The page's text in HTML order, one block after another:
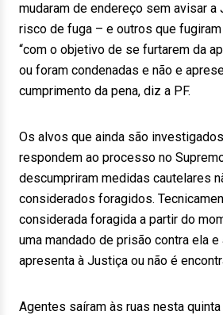
mudaram de endereço sem avisar a
risco de fuga – e outros que
“com o objetivo de se furtarem da
ou foram condenadas e não e
cumprimento da pena, diz a PF.
Os alvos que ainda são
respondem ao processo no
descumpriram medidas cautelares
considerados foragidos.
considerada foragida a partir do
uma mandado de prisão contra ela
apresenta à Justiça ou não é
Agentes saíram às ruas nesta quinta